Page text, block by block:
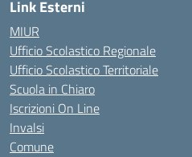
Link Esterni
MIUR
Ufficio Scolastico Regionale
Ufficio Scolastico Territoriale
Scuola in Chiaro
Iscrizioni On Line
Invalsi
Comune